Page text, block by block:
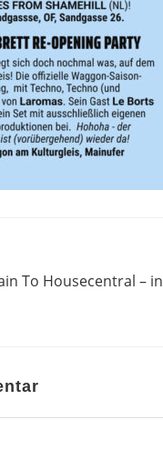
To Housecentral – in